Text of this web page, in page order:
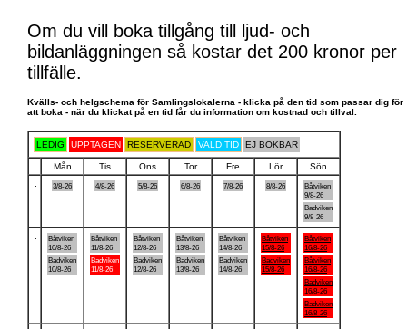
Om du vill boka tillgång till ljud- och
bildanläggningen så kostar det 200 kronor per
tillfälle.
Kvälls- och helgschema för Samlingslokalerna - klicka på den tid som passar dig för
att boka - när du klickat på en tid får du information om kostnad och tillval.
LEDIG UPPTAGEN RESERVERAD VALD TID EJ BOKBAR
Mån Tis Ons Tor Fre Lör
Sön
3/8-26 4/8-26 5/8-26 6/8-26 7/8-26 8/8-26
Båtviken
9/8-26
Badviken
9/8-26
Båtviken
10/8-26
Badviken
10/8-26
Båtviken
11/8-26
Badviken
11/8-26
Båtviken
12/8-26
Badviken
12/8-26
Båtviken
13/8-26
Badviken
13/8-26
Båtviken
14/8-26
Badviken
14/8-26
Båtviken
15/8-26
Badviken
15/8-26
Båtviken
16/8-26
Båtviken
16/8-26
Badviken
16/8-26
Badviken
16/8-26